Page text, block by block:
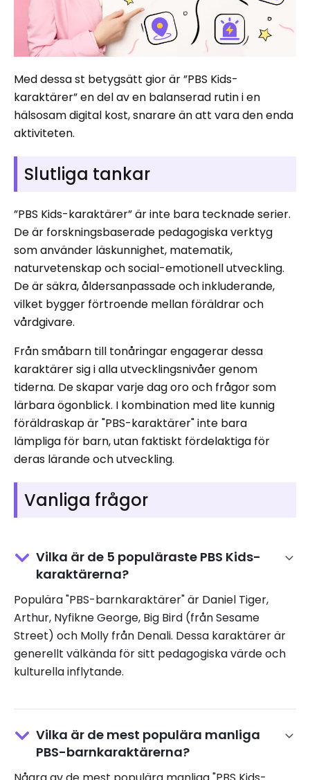
Med dessa st betygsätt gior är ”PBS Kids-
karaktärer” en del av en balanserad rutin i en
hälsosam digital kost, snarare än att vara den enda
aktiviteten.
Slutliga tankar
”PBS Kids-karaktärer” är inte bara tecknade serier.
De är forskningsbaserade pedagogiska verktyg
som använder läskunnighet, matematik,
naturvetenskap och social-emotionell utveckling.
De är säkra, åldersanpassade och inkluderande,
vilket bygger förtroende mellan föräldrar och
vårdgivare.
Från småbarn till tonåringar engagerar dessa
karaktärer sig i alla utvecklingsnivåer genom
tiderna. De skapar varje dag oro och frågor som
lärbara ögonblick. I kombination med lite kunnig
föräldraskap är "PBS-karaktärer" inte bara
lämpliga för barn, utan faktiskt fördelaktiga för
deras lärande och utveckling.
Vanliga frågor
Vilka är de 5 populäraste PBS Kids-
karaktärerna?
Populära "PBS-barnkaraktärer" är Daniel Tiger,
Arthur, Nyfikne George, Big Bird (från Sesame
Street) och Molly från Denali. Dessa karaktärer är
generellt välkända för sitt pedagogiska värde och
kulturella inflytande.
Vilka är de mest populära manliga
PBS-barnkaraktärerna?